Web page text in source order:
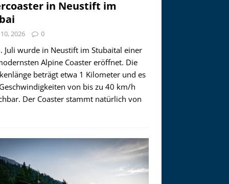
in Neustift im
2026 0
Juli wurde in Neustift im Stubaital einer
Alpine Coaster eröffnet. Die
beträgt etwa 1 Kilometer und es
von bis zu 40 km/h
Der Coaster stammt natürlich von